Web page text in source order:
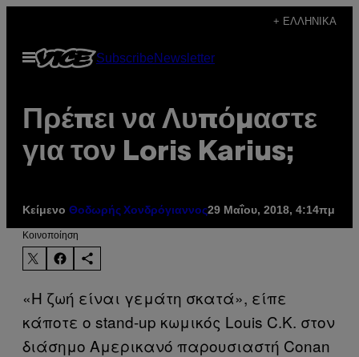
περιεχόμενο
+ ΕΛΛΗΝΙΚΆ
Ανοίξτε
το
SubscribeNewsletter
Πρέπει να Λυπόμαστε
για τον Loris Karius;
Κείμενο Θοδωρής Χονδρόγιαννος29 Μαΐου, 2018, 4:14πμ
Kοινοποίηση
«Η ζωή είναι γεμάτη σκατά», είπε
κάποτε o stand-up κωμικός Louis C.K. στον
διάσημο Αμερικανό παρουσιαστή Conan